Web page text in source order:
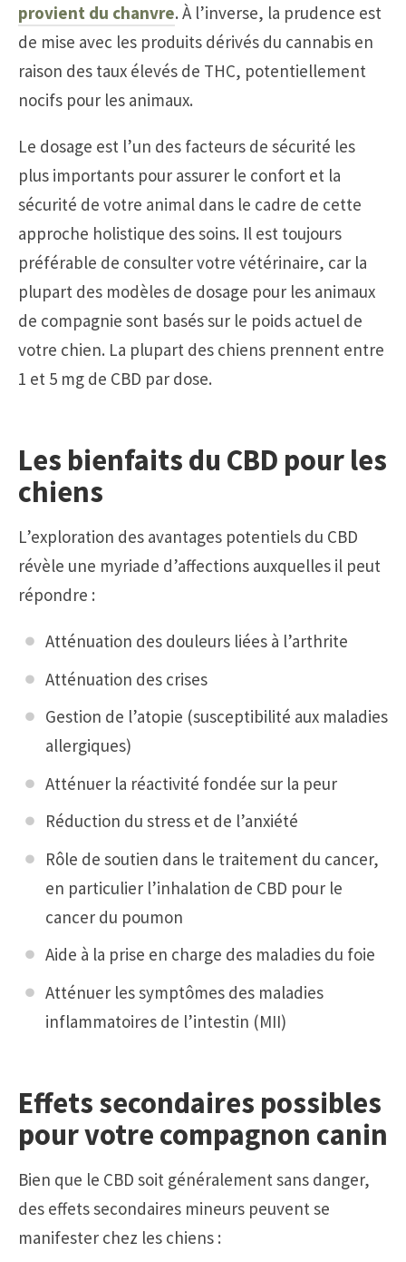
provient du chanvre. À l’inverse, la prudence est
de mise avec les produits dérivés du cannabis en
raison des taux élevés de THC, potentiellement
nocifs pour les animaux.
Le dosage est l’un des facteurs de sécurité les
plus importants pour assurer le confort et la
sécurité de votre animal dans le cadre de cette
approche holistique des soins. Il est toujours
préférable de consulter votre vétérinaire, car la
plupart des modèles de dosage pour les animaux
de compagnie sont basés sur le poids actuel de
votre chien. La plupart des chiens prennent entre
1 et 5 mg de CBD par dose.
Les bienfaits du CBD pour les
chiens
L’exploration des avantages potentiels du CBD
révèle une myriade d’affections auxquelles il peut
répondre :
Atténuation des douleurs liées à l’arthrite
Atténuation des crises
Gestion de l’atopie (susceptibilité aux maladies
allergiques)
Atténuer la réactivité fondée sur la peur
Réduction du stress et de l’anxiété
Rôle de soutien dans le traitement du cancer,
en particulier l’inhalation de CBD pour le
cancer du poumon
Aide à la prise en charge des maladies du foie
Atténuer les symptômes des maladies
inflammatoires de l’intestin (MII)
Effets secondaires possibles
pour votre compagnon canin
Bien que le CBD soit généralement sans danger,
des effets secondaires mineurs peuvent se
manifester chez les chiens :